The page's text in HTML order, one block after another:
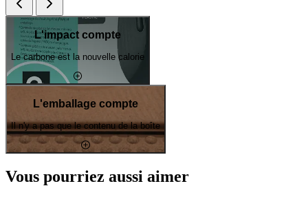
L'impact compte
Le carbone est la nouvelle calorie
L'emballage compte
Il n'y a pas que le contenu de la boîte
Vous pourriez aussi aimer